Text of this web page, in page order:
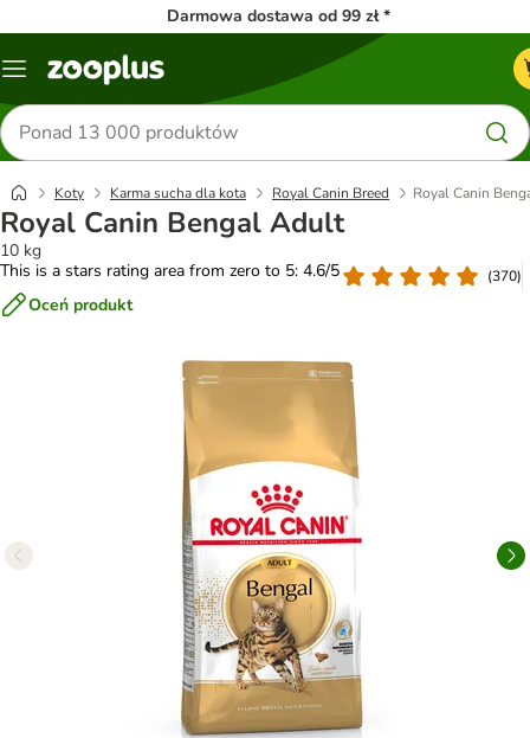
Darmowa dostawa od 99 zł *
Menu
Szukaj
produktów
Koty Karma sucha dla kota Royal Canin Breed Royal Canin
Royal Canin Bengal Adult
10 kg
This is a stars rating area from zero to 5: 4.6/5
(370)
Oceń produkt